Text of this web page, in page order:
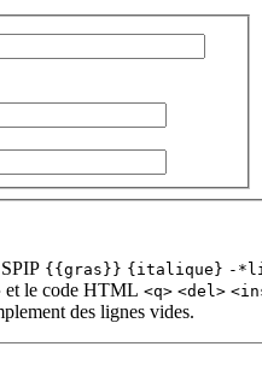
{{gras}} {italique} -
et le code HTML <q> <del>
des lignes vides.